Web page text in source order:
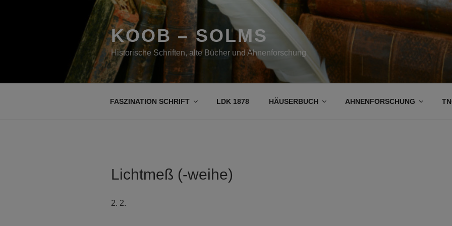
KOOB – SOLMS
Historische Schriften, alte Bücher und Ahnenforschung
FASZINATION SCHRIFT LDK 1878 HÄUSERBUCH AHNENFORSCHUNG
Lichtmeß (-weihe)
2. 2.